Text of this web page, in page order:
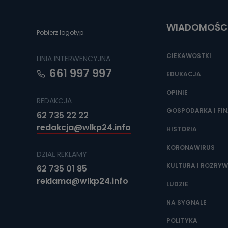
Jakie
Państwa (lub
źródeł
oraz partnerzy
Jak
Można to
Pobierz logotyp
LINIA INTERWENCYJNA
661 997 997
REDAKCJA
62 735 22 22
redakcja@wlkp24.info
DZIAŁ REKLAMY
62 735 01 85
reklama@wlkp24.info
CIEKAWOSTKI
EDUKACJA
OPINIE
GOSPODARKA I
HISTORIA
KORONAWIRUS
KULTURA I
LUDZIE
NA SYGNALE
POLITYKA